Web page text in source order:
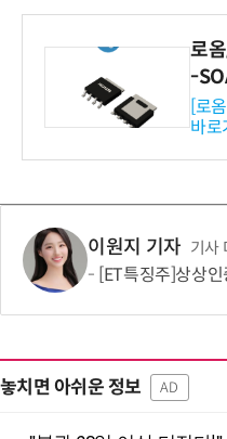
로
-
ET
[로
바로
이원지 기자 기사
[ET특징주]상상인증권,
놓치면 아쉬운 정보 AD